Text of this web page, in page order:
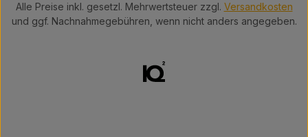
Alle Preise inkl. gesetzl. Mehrwertsteuer zzgl. Versandkosten
und ggf. Nachnahmegebühren, wenn nicht anders angegeben.